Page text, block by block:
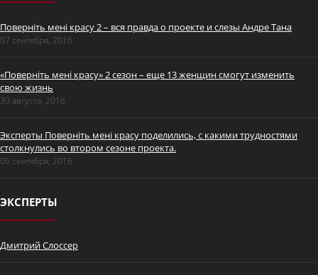
Поверніть мені красу 2 – вся правда о проекте и слезы Андре Тана
07 сентября, 2016
«Поверніть мені красу» 2 сезон – еще 13 женщин смогут изменить
свою жизнь
30 августа, 2016
Эксперты Поверніть мені красу поделились, с какими трудностями
столкнулись во втором сезоне проекта.
06 сентября, 2016
ЭКСПЕРТЫ
Дмитрий Слоссер